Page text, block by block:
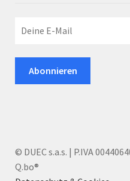
© DUEC s.a.s. | P.IVA
Q.bo®